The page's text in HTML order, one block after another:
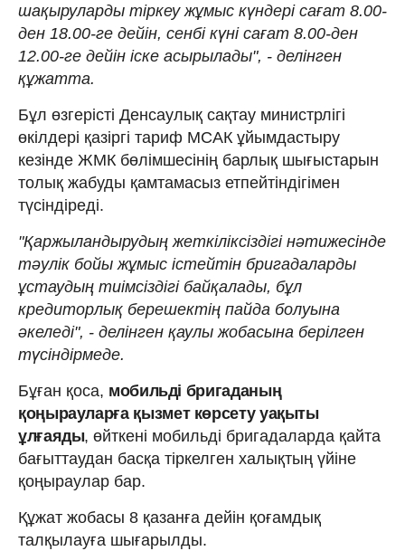
шақыруларды тіркеу жұмыс күндері сағат 8.00-
ден 18.00-ге дейін, сенбі күні сағат 8.00-ден
12.00-ге дейін іске асырылады", - делінген
құжатта.
Бұл өзгерісті Денсаулық сақтау министрлігі
өкілдері қазіргі тариф МСАК ұйымдастыру
кезінде ЖМК бөлімшесінің барлық шығыстарын
толық жабуды қамтамасыз етпейтіндігімен
түсіндіреді.
"Қаржыландырудың жеткіліксіздігі нәтижесінде
тәулік бойы жұмыс істейтін бригадаларды
ұстаудың тиімсіздігі байқалады, бұл
кредиторлық берешектің пайда болуына
әкеледі", - делінген қаулы жобасына берілген
түсіндірмеде.
Бұған қоса, мобильді бригаданың
қоңырауларға қызмет көрсету уақыты
ұлғаяды, өйткені мобильді бригадаларда қайта
бағыттаудан басқа тіркелген халықтың үйіне
қоңыраулар бар.
Құжат жобасы 8 қазанға дейін қоғамдық
талқылауға шығарылды.